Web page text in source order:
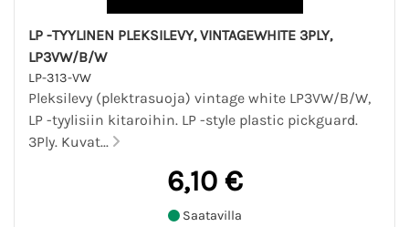
LP -TYYLINEN PLEKSILEVY, VINTAGEWHITE 3PLY,
LP3VW/B/W
LP-313-VW
Pleksilevy (plektrasuoja) vintage white LP3VW/B/W,
LP -tyylisiin kitaroihin. LP -style plastic pickguard.
3Ply. Kuvat...
6,10 €
Saatavilla